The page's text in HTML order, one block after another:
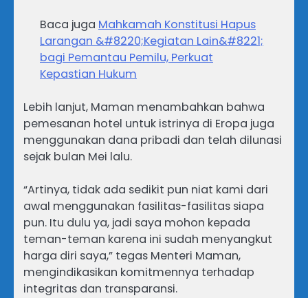
Baca juga Mahkamah Konstitusi Hapus
Larangan &#8220;Kegiatan Lain&#8221;
bagi Pemantau Pemilu, Perkuat
Kepastian Hukum
Lebih lanjut, Maman menambahkan bahwa
pemesanan hotel untuk istrinya di Eropa juga
menggunakan dana pribadi dan telah dilunasi
sejak bulan Mei lalu.
“Artinya, tidak ada sedikit pun niat kami dari
awal menggunakan fasilitas-fasilitas siapa
pun. Itu dulu ya, jadi saya mohon kepada
teman-teman karena ini sudah menyangkut
harga diri saya,” tegas Menteri Maman,
mengindikasikan komitmennya terhadap
integritas dan transparansi.